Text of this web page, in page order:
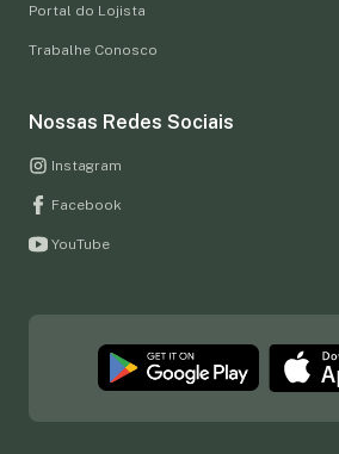
Portal do Lojista
Trabalhe Conosco
Nossas Redes Sociais
Instagram
Facebook
YouTube